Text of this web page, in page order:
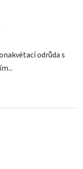
odrůda s